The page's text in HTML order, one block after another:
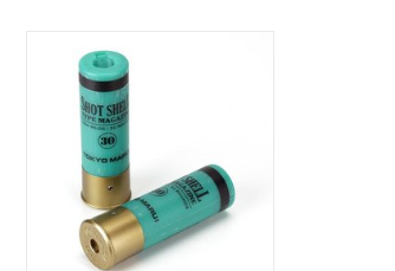
(2 stuks)
TOEVOEGEN AAN WINKELWAGEN